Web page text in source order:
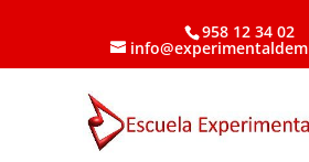
958 12 34 02